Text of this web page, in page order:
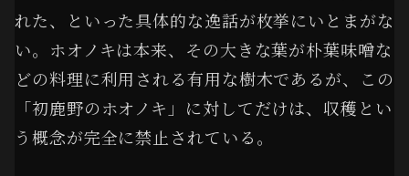
れた、といった具体的な逸話が枚挙にいとまがな
い。ホオノキは本来、その大きな葉が朴葉味噌な
どの料理に利用される有用な樹木であるが、この
「初鹿野のホオノキ」に対してだけは、収穫とい
う概念が完全に禁止されている。